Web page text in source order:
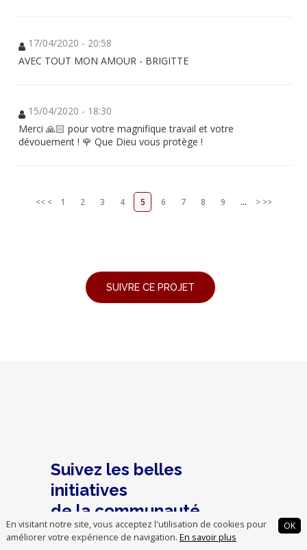
En visitant notre site, vous acceptez l'utilisation de cookies pour
améliorer votre expérience de navigation. En savoir plus
OK
17/04/2020 - 20:58
AVEC TOUT MON AMOUR - BRIGITTE
15/04/2020 - 18:30
Merci 🙏🏻 pour votre magnifique travail et votre
dévouement ! 🌹 Que Dieu vous protège !
<< < 1 2 3 4 5 6 7 8 9 ... > >>
Suivez les belles
initiatives
de la communauté
chrétienne